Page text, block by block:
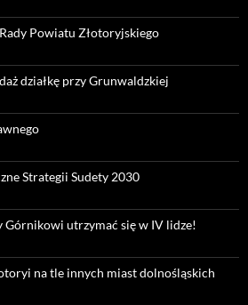
Powiatu Złotoryjskiego
działkę przy Grunwaldzkiej
Strategii Sudety 2030
Górnikowi utrzymać się w IV lidze!
na tle innych miast dolnośląskich